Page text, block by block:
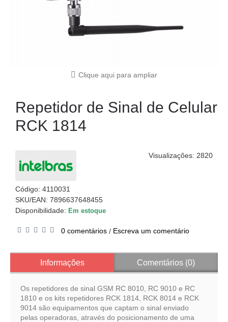
Clique aqui para ampliar
Repetidor de Sinal de Celular
RCK 1814
Visualizações: 2820
Código: 4110031
SKU/EAN: 7896637648455
Disponibilidade: Em estoque
0 comentários / Escreva um comentário
Informações Comentários (0)
Os repetidores de sinal GSM RC 8010, RC 9010 e RC
1810 e os kits repetidores RCK 1814, RCK 8014 e RCK
9014 são equipamentos que captam o sinal enviado
pelas operadoras, através do posicionamento de uma